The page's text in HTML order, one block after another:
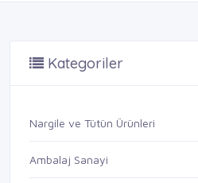
Kategoriler
Nargile ve Tütün Ürünleri
Ambalaj Sanayi